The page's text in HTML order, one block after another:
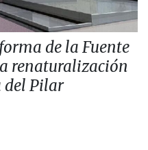
de la Fuente
renaturalización
del Pilar